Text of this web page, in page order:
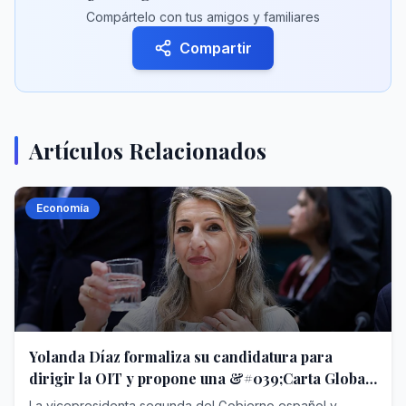
Compártelo con tus amigos y familiares
Compartir
Artículos Relacionados
Economía
Yolanda Díaz formaliza su candidatura para
dirigir la OIT y propone una &#039;Carta Global
de Derechos Laborales&#039;